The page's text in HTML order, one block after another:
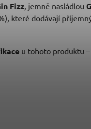
Fizz , jemně nasládlou
které dodávají
u tohoto produktu